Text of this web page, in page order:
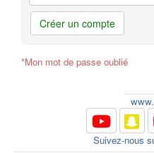
Créer un compte
*Mon mot de passe oublié
Suivez-nous